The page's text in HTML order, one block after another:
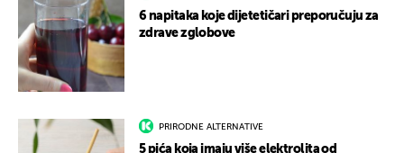
6 napitaka koje dijetetičari preporučuju za
zdrave zglobove
PRIRODNE ALTERNATIVE
5 pića koja imaju više elektrolita od